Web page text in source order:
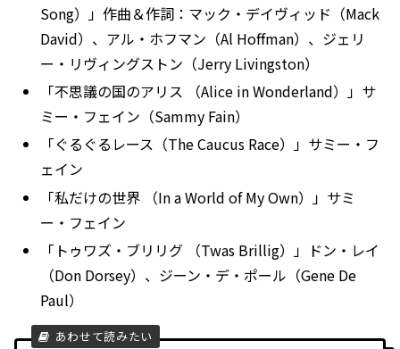
Song）」作曲＆作詞：マック・デイヴィッド（Mack
David）、アル・ホフマン（Al Hoffman）、ジェリ
ー・リヴィングストン（Jerry Livingston）
「不思議の国のアリス （Alice in Wonderland）」サ
ミー・フェイン（Sammy Fain）
「ぐるぐるレース（The Caucus Race）」サミー・フ
ェイン
「私だけの世界 （In a World of My Own）」サミ
ー・フェイン
「トゥワズ・ブリリグ （Twas Brillig）」ドン・レイ
（Don Dorsey）、ジーン・デ・ポール（Gene De
Paul）